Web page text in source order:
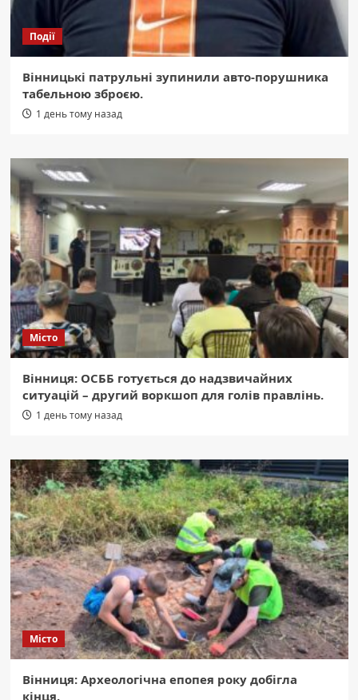
Події
Вінницькі патрульні зупинили авто-порушника
табельною зброєю.
1 день тому назад
Місто
Вінниця: ОСББ готується до надзвичайних
ситуацій – другий воркшоп для голів правлінь.
1 день тому назад
Місто
Вінниця: Археологічна епопея року добігла
кінця.